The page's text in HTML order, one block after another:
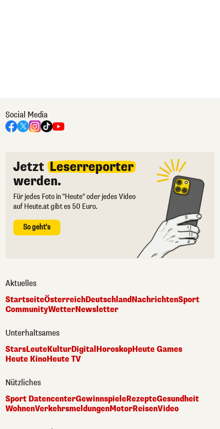
Social Media
Jetzt Leserreporter
werden.
Für jedes Foto in "Heute" oder jedes Video
auf Heute.at gibt es 50 Euro.
So geht's
Aktuelles
StartseiteÖsterreichDeutschlandNachrichtenSport
CommunityWetterNewsletter
Unterhaltsames
StarsLeuteKulturDigital HoroskopHeute Games
Heute KinoHeute TV
Nützliches
Sport DatencenterGewinnspieleRezepteGesundheit
WohnenVerkehrsmeldungenMotorReisenVideo